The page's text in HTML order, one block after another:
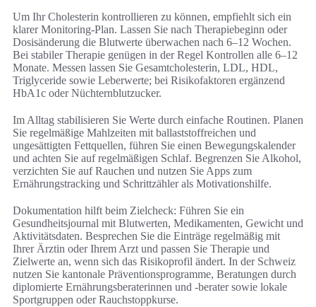
Um Ihr Cholesterin kontrollieren zu können, empfiehlt sich ein
klarer Monitoring‑Plan. Lassen Sie nach Therapiebeginn oder
Dosisänderung die Blutwerte überwachen nach 6–12 Wochen.
Bei stabiler Therapie genügen in der Regel Kontrollen alle 6–12
Monate. Messen lassen Sie Gesamtcholesterin, LDL, HDL,
Triglyceride sowie Leberwerte; bei Risikofaktoren ergänzend
HbA1c oder Nüchternblutzucker.
Im Alltag stabilisieren Sie Werte durch einfache Routinen. Planen
Sie regelmäßige Mahlzeiten mit ballaststoffreichen und
ungesättigten Fettquellen, führen Sie einen Bewegungskalender
und achten Sie auf regelmäßigen Schlaf. Begrenzen Sie Alkohol,
verzichten Sie auf Rauchen und nutzen Sie Apps zum
Ernährungstracking und Schrittzähler als Motivationshilfe.
Dokumentation hilft beim Zielcheck: Führen Sie ein
Gesundheitsjournal mit Blutwerten, Medikamenten, Gewicht und
Aktivitätsdaten. Besprechen Sie die Einträge regelmäßig mit
Ihrer Ärztin oder Ihrem Arzt und passen Sie Therapie und
Zielwerte an, wenn sich das Risikoprofil ändert. In der Schweiz
nutzen Sie kantonale Präventionsprogramme, Beratungen durch
diplomierte Ernährungsberaterinnen und -berater sowie lokale
Sportgruppen oder Rauchstoppkurse.